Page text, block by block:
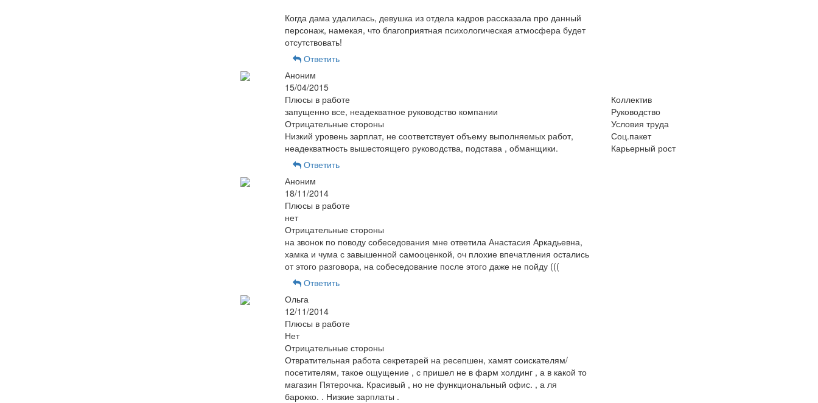
Когда дама удалилась, девушка из отдела кадров рассказала про данный
персонаж, намекая, что благоприятная психологическая атмосфера будет
отсутствовать!
Ответить
Аноним
15/04/2015
Плюсы в работе
запущенно все, неадекватное руководство компании
Отрицательные стороны
Низкий уровень зарплат, не соответствует объему выполняемых работ,
неадекватность вышестоящего руководства, подстава , обманщики.
Коллектив
Руководство
Условия труда
Соц.пакет
Карьерный рост
Ответить
Аноним
18/11/2014
Плюсы в работе
нет
Отрицательные стороны
на звонок по поводу собеседования мне ответила Анастасия Аркадьевна,
хамка и чума с завышенной самооценкой, оч плохие впечатления остались
от этого разговора, на собеседование после этого даже не пойду (((
Ответить
Ольга
12/11/2014
Плюсы в работе
Нет
Отрицательные стороны
Отвратительная работа секретарей на ресепшен, хамят соискателям/
посетителям, такое ощущение , с пришел не в фарм холдинг , а в какой то
магазин Пятерочка. Красивый , но не функциональный офис. , а ля
барокко. . Низкие зарплаты .